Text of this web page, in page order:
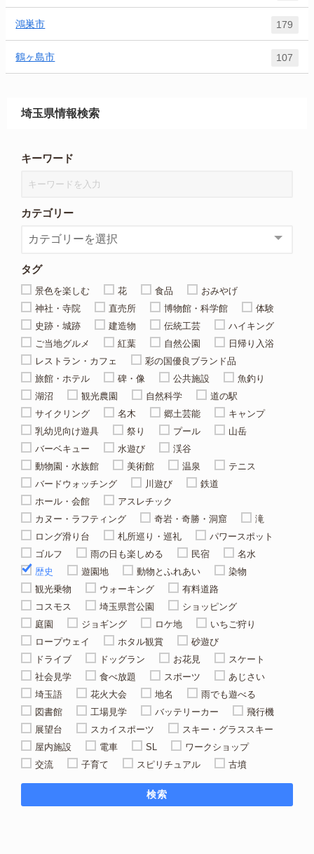
鴻巣市 179
鶴ヶ島市 107
埼玉県情報検索
キーワード
カテゴリー
タグ
景色を楽しむ 花 食品
おみやげ
神社・寺院
直売所 博物館・科学館
体験
史跡・城跡
建造物 伝統工芸
ハイキング
ご当地グルメ
紅葉 自然公園
日帰り入浴
レストラン・カフェ
彩の国優良ブランド品
旅館・ホテル
碑・像 公共施設
魚釣り
湖沼
観光農園 自然科学
道の駅
サイクリング
名木 郷土芸能
キャンプ
乳幼児向け遊具
祭り プール
山岳
バーベキュー
水遊び
渓谷
動物園・水族館
美術館 温泉
テニス
バードウォッチング
川遊び
鉄道
ホール・会館
アスレチック
カヌー・ラフティング
奇岩・奇勝・洞窟
滝
ロング滑り台
札所巡り・巡礼
パワースポット
ゴルフ
雨の日も楽しめる 民宿
名水
歴史
遊園地 動物とふれあい
染物
観光乗物
ウォーキング
有料道路
コスモス
埼玉県営公園
ショッピング
庭園
ジョギング ロケ地
いちご狩り
ロープウェイ
ホタル観賞
砂遊び
ドライブ
ドッグラン お花見
スケート
社会見学
食べ放題 スポーツ
あじさい
埼玉語
花火大会 地名
雨でも遊べる
図書館
工場見学 バッテリーカー
飛行機
展望台
スカイスポーツ
スキー・グラススキー
屋内施設
電車 SL
ワークショップ
交流
子育て スピリチュアル 古墳
検索